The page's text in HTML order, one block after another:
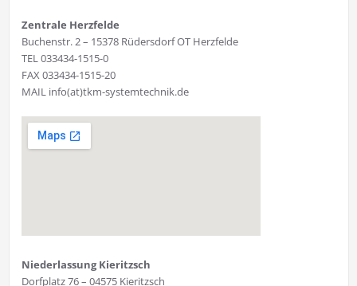
Zentrale Herzfelde
Buchenstr. 2 – 15378 Rüdersdorf OT Herzfelde
TEL 033434-1515-0
FAX 033434-1515-20
MAIL info(at)tkm-systemtechnik.de
Niederlassung Kieritzsch
Dorfplatz 76 – 04575 Kieritzsch